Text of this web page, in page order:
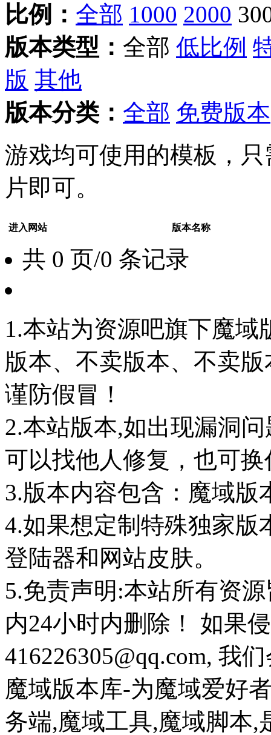
比例： 全部 1000 2000
版本类型： 全部 低比例
版 其他
版本分类： 全部 免费版本
游戏均可使用的模板，
片即可。
进入网站 版本名称
共 0 页/0 条记录
1.本站为资源吧旗下魔
版本、不卖版本、不卖版
谨防假冒！
2.本站版本,如出现漏洞
可以找他人修复，也可
3.版本内容包含：魔域版
4.如果想定制特殊独家
登陆器和网站皮肤。
5.免责声明:本站所有资
内24小时内删除！ 如果
416226305@qq.com, 我
魔域版本库-为魔域爱好
务端,魔域工具,魔域脚本